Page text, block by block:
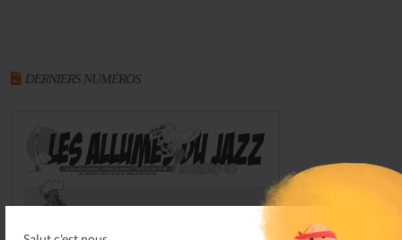
DERNIERS NUMÉROS